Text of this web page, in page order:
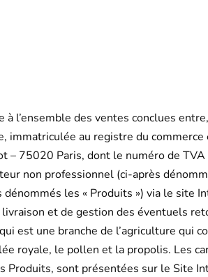
l’ensemble des ventes conclues
au registre du
– 75020 Paris, dont le numéro de
non professionnel (ci-après
les « Produits ») via le site
et de gestion des éventuels
est une branche de l’agriculture qui
royale, le pollen et la propolis. Les
sont présentées sur le Site